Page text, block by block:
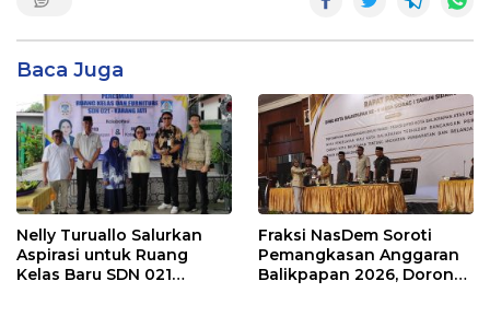
Baca Juga
Nelly Turuallo Salurkan
Aspirasi untuk Ruang
Kelas Baru SDN 021
Fraksi NasDem Soroti
Pemangkasan Anggaran
Balikpapan 2026, Dorong